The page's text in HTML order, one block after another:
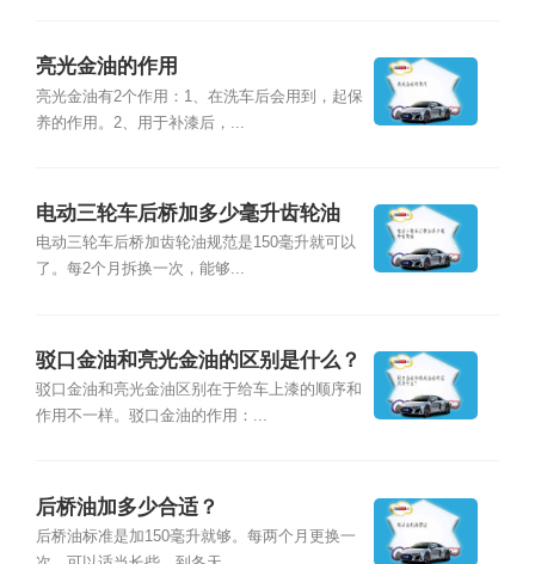
亮光金油的作用
亮光金油有2个作用：1、在洗车后会用到，起保
养的作用。2、用于补漆后，...
电动三轮车后桥加多少毫升齿轮油
电动三轮车后桥加齿轮油规范是150毫升就可以
了。每2个月拆换一次，能够...
驳口金油和亮光金油的区别是什么？
驳口金油和亮光金油区别在于给车上漆的顺序和
作用不一样。驳口金油的作用：...
后桥油加多少合适？
后桥油标准是加150毫升就够。每两个月更换一